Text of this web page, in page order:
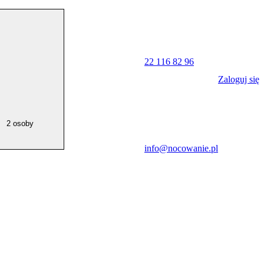
2 osoby
22 116 82 96
info@nocowanie.pl
Zaloguj się